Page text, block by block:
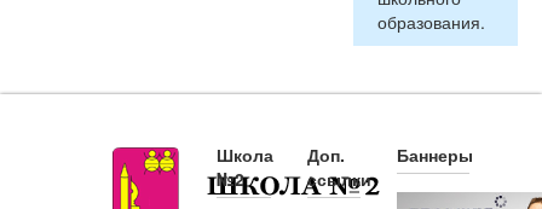
образования.
Школа
№2
Доп.
ссылки
Баннеры